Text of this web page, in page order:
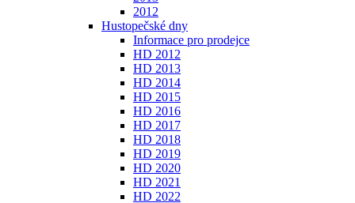
2012
Hustopečské dny
Informace pro prodejce
HD 2012
HD 2013
HD 2014
HD 2015
HD 2016
HD 2017
HD 2018
HD 2019
HD 2020
HD 2021
HD 2022